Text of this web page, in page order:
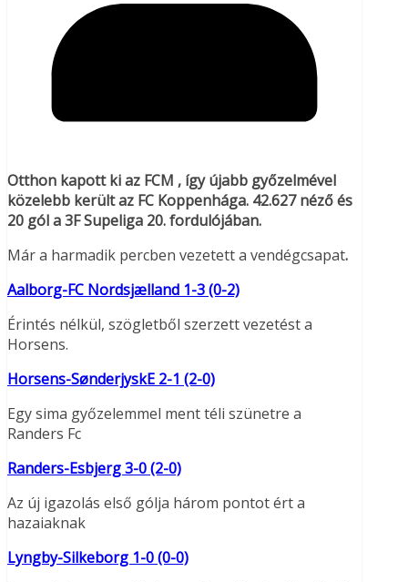
Otthon kapott ki az FCM , így újabb győzelmével
közelebb került az FC Koppenhága. 42.627 néző és
20 gól a 3F Supeliga 20. fordulójában.
Már a harmadik percben vezetett a vendégcsapat.
Aalborg-FC Nordsjælland 1-3 (0-2)
Érintés nélkül, szögletből szerzett vezetést a
Horsens.
Horsens-SønderjyskE 2-1 (2-0)
Egy sima győzelemmel ment téli szünetre a
Randers Fc
Randers-Esbjerg 3-0 (2-0)
Az új igazolás első gólja három pontot ért a
hazaiaknak
Lyngby-Silkeborg 1-0 (0-0)